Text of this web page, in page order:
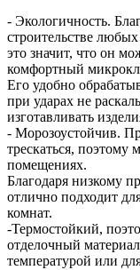
- Экологичность.
строительстве
это значит, что он
комфортный
Его удобно
при ударах не
изготавливать
- Морозоустойчив.
трескаться, поэтому
помещениях.
Благодаря низкому
отлично подходит
комнат.
-Термостойкий,
отделочный
температурой или